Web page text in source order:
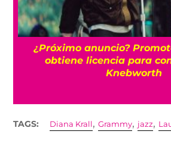
Entrevista con Pond: “la
de recordarnos que
TAGS: Diana Krall,Grammy, jazz,